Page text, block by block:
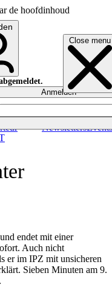
de hoofdinhoud
Close menu
NewslettersEvents
Anmelden
endet mit einer
Auch nicht
er im IPZ mit unsicheren
Sieben Minuten am 9.